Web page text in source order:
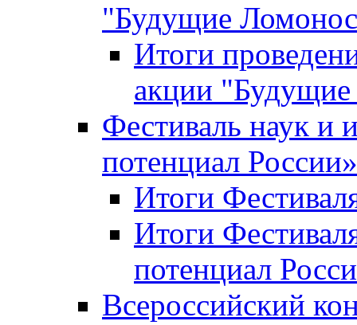
"Будущие
Итоги
акции
Фестиваль наук и
потенциал России»
Итоги
Итоги
потенциал
Всероссийский